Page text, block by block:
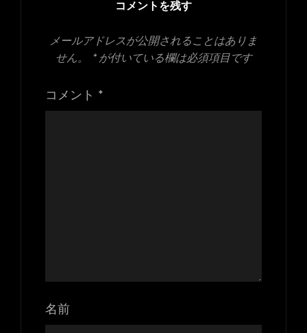
コメントを残す
メールアドレスが公開されることはありま
せん。
*が付いている欄は必須項目です
コメント *
名前